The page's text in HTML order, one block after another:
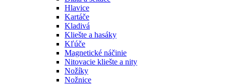
Hlavice
Kartáče
Kladivá
Kliešte a hasáky
Kľúče
Magnetické náčinie
Nitovacie kliešte a nity
Nožíky
Nožnice